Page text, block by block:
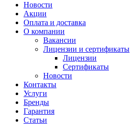
Новости
Акции
Оплата и доставка
О компании
Вакансии
Лицензии и сертификаты
Лицензии
Сертификаты
Новости
Контакты
Услуги
Бренды
Гарантия
Статьи